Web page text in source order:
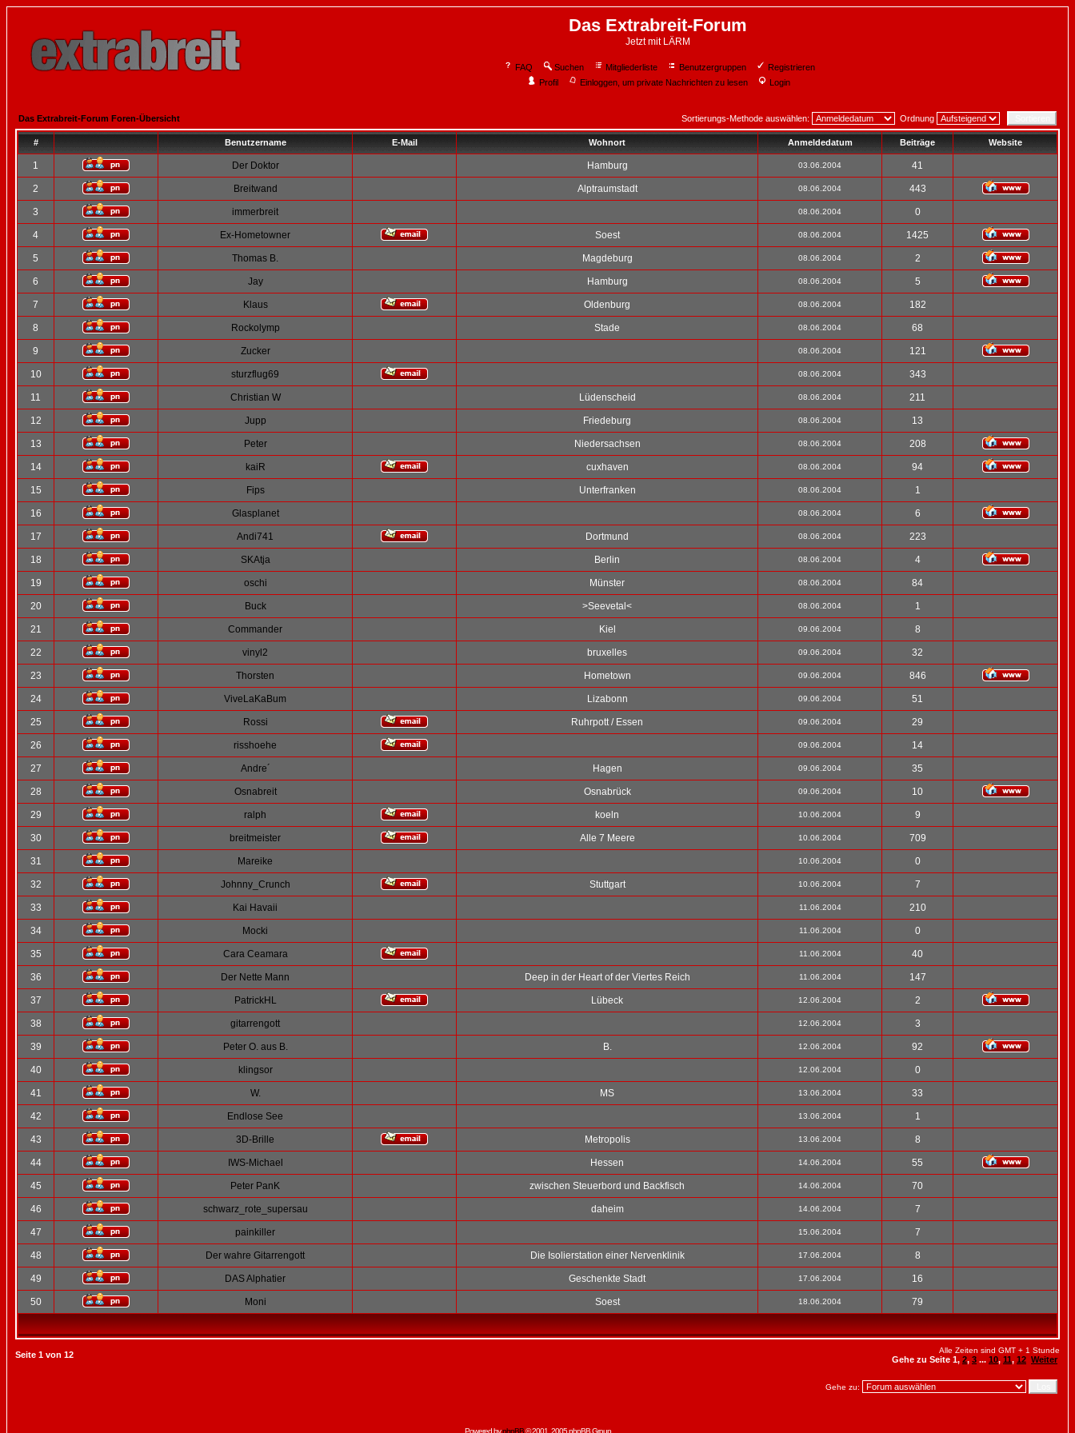
Das Extrabreit-Forum
Jetzt mit LÄRM
FAQ Suchen Mitgliederliste Benutzergruppen
Registrieren
Profil
Einloggen, um private Nachrichten zu lesen Login
Das Extrabreit-Forum Foren-Übersicht Sortierungs-Methode auswählen: Ordnung
# Benutzername E-Mail Wohnort Anmeldedatum Beiträge Website
1 Der Doktor Hamburg 03.06.2004 41
2 Breitwand Alptraumstadt 08.06.2004 443
3 immerbreit 08.06.2004 0
4 Ex-Hometowner Soest 08.06.2004 1425
5 Thomas B. Magdeburg 08.06.2004 2
6 Jay Hamburg 08.06.2004 5
7 Klaus Oldenburg 08.06.2004 182
8 Rockolymp Stade 08.06.2004 68
9 Zucker 08.06.2004 121
10 sturzflug69 08.06.2004 343
11 Christian W Lüdenscheid 08.06.2004 211
12 Jupp Friedeburg 08.06.2004 13
13 Peter Niedersachsen 08.06.2004 208
14 kaiR cuxhaven 08.06.2004 94
15 Fips Unterfranken 08.06.2004 1
16 Glasplanet 08.06.2004 6
17 Andi741 Dortmund 08.06.2004 223
18 SKAtja Berlin 08.06.2004 4
19 oschi Münster 08.06.2004 84
20 Buck >Seevetal< 08.06.2004 1
21 Commander Kiel 09.06.2004 8
22 vinyl2 bruxelles 09.06.2004 32
23 Thorsten Hometown 09.06.2004 846
24 ViveLaKaBum Lizabonn 09.06.2004 51
25 Rossi Ruhrpott / Essen 09.06.2004 29
26 risshoehe 09.06.2004 14
27 Andre´ Hagen 09.06.2004 35
28 Osnabreit Osnabrück 09.06.2004 10
29 ralph koeln 10.06.2004 9
30 breitmeister Alle 7 Meere 10.06.2004 709
31 Mareike 10.06.2004 0
32 Johnny_Crunch Stuttgart 10.06.2004 7
33 Kai Havaii 11.06.2004 210
34 Mocki 11.06.2004 0
35 Cara Ceamara 11.06.2004 40
36 Der Nette Mann Deep in der Heart of der Viertes Reich 11.06.2004 147
37 PatrickHL Lübeck 12.06.2004 2
38 gitarrengott 12.06.2004 3
39 Peter O. aus B. B. 12.06.2004 92
40 klingsor 12.06.2004 0
41 W. MS 13.06.2004 33
42 Endlose See 13.06.2004 1
43 3D-Brille Metropolis 13.06.2004 8
44 IWS-Michael Hessen 14.06.2004 55
45 Peter PanK zwischen Steuerbord und Backfisch 14.06.2004 70
46 schwarz_rote_supersau daheim 14.06.2004 7
47 painkiller 15.06.2004 7
48 Der wahre Gitarrengott Die Isolierstation einer Nervenklinik 17.06.2004 8
49 DAS Alphatier Geschenkte Stadt 17.06.2004 16
50 Moni Soest 18.06.2004 79
Seite 1 von 12 Alle Zeiten sind GMT + 1 Stunde
Gehe zu Seite 1, 2, 3 ... 10, 11, 12 Weiter
Gehe zu:
Powered byphpBB© 2001, 2005 phpBB Group